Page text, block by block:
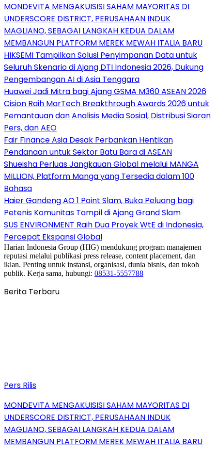
MONDEVITA MENGAKUISISI SAHAM MAYORITAS DI
UNDERSCORE DISTRICT, PERUSAHAAN INDUK
MAGLIANO, SEBAGAI LANGKAH KEDUA DALAM
MEMBANGUN PLATFORM MEREK MEWAH ITALIA BARU
HIKSEMI Tampilkan Solusi Penyimpanan Data untuk
Seluruh Skenario di Ajang DTI Indonesia 2026, Dukung
Pengembangan AI di Asia Tenggara
Huawei Jadi Mitra bagi Ajang GSMA M360 ASEAN 2026
Cision Raih MarTech Breakthrough Awards 2026 untuk
Pemantauan dan Analisis Media Sosial, Distribusi Siaran
Pers, dan AEO
Fair Finance Asia Desak Perbankan Hentikan
Pendanaan untuk Sektor Batu Bara di ASEAN
Shueisha Perluas Jangkauan Global melalui MANGA
MILLION, Platform Manga yang Tersedia dalam 100
Bahasa
Haier Gandeng AO 1 Point Slam, Buka Peluang bagi
Petenis Komunitas Tampil di Ajang Grand Slam
SUS ENVIRONMENT Raih Dua Proyek WtE di Indonesia,
Percepat Ekspansi Global
Harian Indonesia Group (HIG) mendukung program manajemen
reputasi melalui publikasi press release, content placement, dan
iklan. Penting untuk instansi, organisasi, dunia bisnis, dan tokoh
publik. Kerja sama, hubungi: 08531-5557788
Berita Terbaru
Pers Rilis
MONDEVITA MENGAKUISISI SAHAM MAYORITAS DI
UNDERSCORE DISTRICT, PERUSAHAAN INDUK
MAGLIANO, SEBAGAI LANGKAH KEDUA DALAM
MEMBANGUN PLATFORM MEREK MEWAH ITALIA BARU